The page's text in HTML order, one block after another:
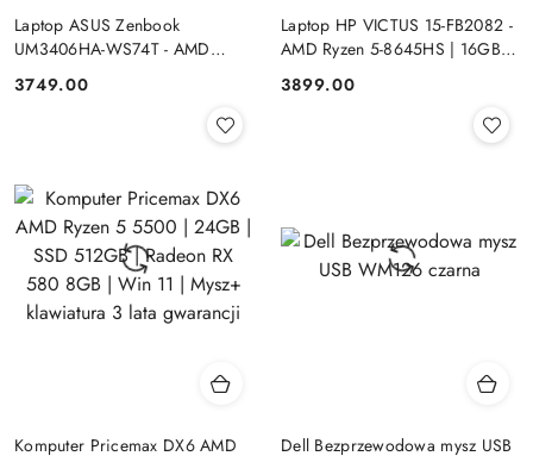
Laptop ASUS Zenbook
UM3406HA-WS74T - AMD
512GB | 14" OLED (1920x1200)
Cena:
3749.00
Laptop HP VICTUS 15-FB2082 -
AMD Ryzen 5-8645HS | 16GB |
GeForce RTX 4050 6144MB |
Cena:
3899.00
Komputer Pricemax DX6 AMD
Dell Bezprzewodowa mysz USB